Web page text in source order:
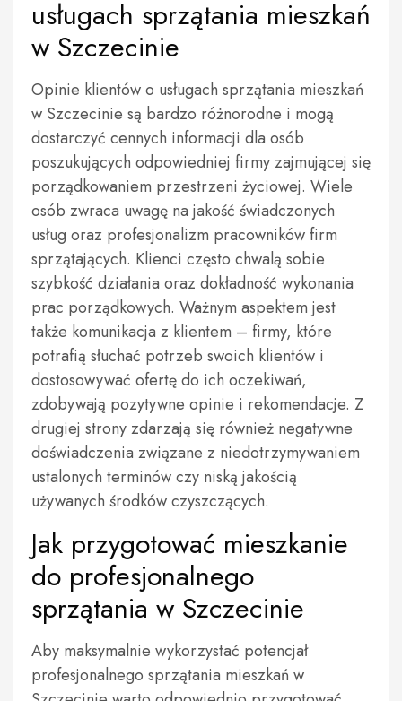
usługach sprzątania mieszkań
w Szczecinie
Opinie klientów o usługach sprzątania mieszkań
w Szczecinie są bardzo różnorodne i mogą
dostarczyć cennych informacji dla osób
poszukujących odpowiedniej firmy zajmującej się
porządkowaniem przestrzeni życiowej. Wiele
osób zwraca uwagę na jakość świadczonych
usług oraz profesjonalizm pracowników firm
sprzątających. Klienci często chwalą sobie
szybkość działania oraz dokładność wykonania
prac porządkowych. Ważnym aspektem jest
także komunikacja z klientem – firmy, które
potrafią słuchać potrzeb swoich klientów i
dostosowywać ofertę do ich oczekiwań,
zdobywają pozytywne opinie i rekomendacje. Z
drugiej strony zdarzają się również negatywne
doświadczenia związane z niedotrzymywaniem
ustalonych terminów czy niską jakością
używanych środków czyszczących.
Jak przygotować mieszkanie
do profesjonalnego
sprzątania w Szczecinie
Aby maksymalnie wykorzystać potencjał
profesjonalnego sprzątania mieszkań w